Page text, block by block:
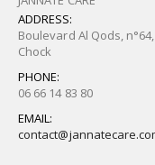
ADDRESS:
Boulevard Al Qods,
Chock
PHONE:
06 66 14 83 80
EMAIL: